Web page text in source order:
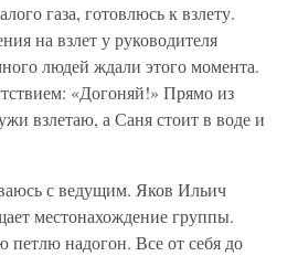
газа, готовлюсь к взлету.
на взлет у руководителя
людей ждали этого момента.
«Догоняй!» Прямо из
взлетаю, а Саня стоит в воде и
с ведущим. Яков Ильич
местонахождение группы.
петлю надогон. Все от себя до